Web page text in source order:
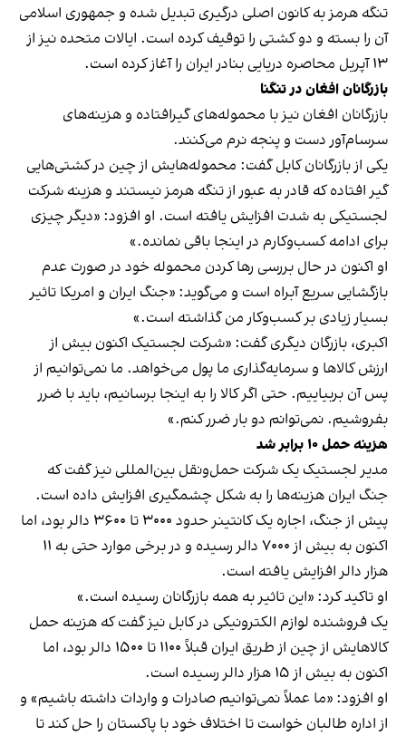
تنگه هرمز به کانون اصلی درگیری تبدیل شده و جمهوری اسلامی
آن را بسته و دو کشتی را توقیف کرده است. ایالات متحده نیز از
۱۳ آپریل محاصره دریایی بنادر ایران را آغاز کرده است.
بازرگانان افغان در تنگنا
بازرگانان افغان نیز با محموله‌های گیرافتاده و هزینه‌های
سرسام‌آور دست و پنجه نرم می‌کنند.
یکی از بازرگانان کابل گفت: محموله‌هایش از چین در کشتی‌هایی
گیر افتاده که قادر به عبور از تنگه هرمز نیستند و هزینه شرکت
لجستیکی به شدت افزایش یافته است. او افزود: «دیگر چیزی
برای ادامه کسب‌وکارم در اینجا باقی نمانده.»
او اکنون در حال بررسی رها کردن محموله خود در صورت عدم
بازگشایی سریع آبراه است و می‌گوید: «جنگ ایران و امریکا تاثیر
بسیار زیادی بر کسب‌وکار من گذاشته است.»
اکبری، بازرگان دیگری گفت: «شرکت لجستیک اکنون بیش از
ارزش کالاها و سرمایه‌گذاری ما پول می‌خواهد. ما نمی‌توانیم از
پس آن بربیاییم. حتی اگر کالا را به اینجا برسانیم، باید با ضرر
بفروشیم. نمی‌توانم دو بار ضرر کنم.»
هزینه حمل ۱۰ برابر شد
مدیر لجستیک یک شرکت حمل‌ونقل بین‌المللی نیز گفت که
جنگ ایران هزینه‌ها را به شکل چشمگیری افزایش داده است.
پیش از جنگ، اجاره یک کانتینر حدود ۳۰۰۰ تا ۳۶۰۰ دالر بود، اما
اکنون به بیش از ۷۰۰۰ دالر رسیده و در برخی موارد حتی به ۱۱
هزار دالر افزایش یافته است.
او تاکید کرد: «این تاثیر به همه بازرگانان رسیده است.»
یک فروشنده لوازم الکترونیکی در کابل نیز گفت که هزینه حمل
کالاهایش از چین از طریق ایران قبلاً ۱۱۰۰ تا ۱۵۰۰ دالر بود، اما
اکنون به بیش از ۱۵ هزار دالر رسیده است.
او افزود: «ما عملاً نمی‌توانیم صادرات و واردات داشته باشیم» و
از اداره طالبان خواست تا اختلاف خود با پاکستان را حل کند تا